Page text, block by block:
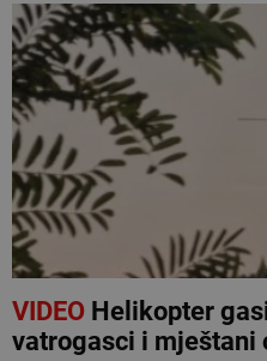
VIDEOHelikopter
vatrogasci i mještani